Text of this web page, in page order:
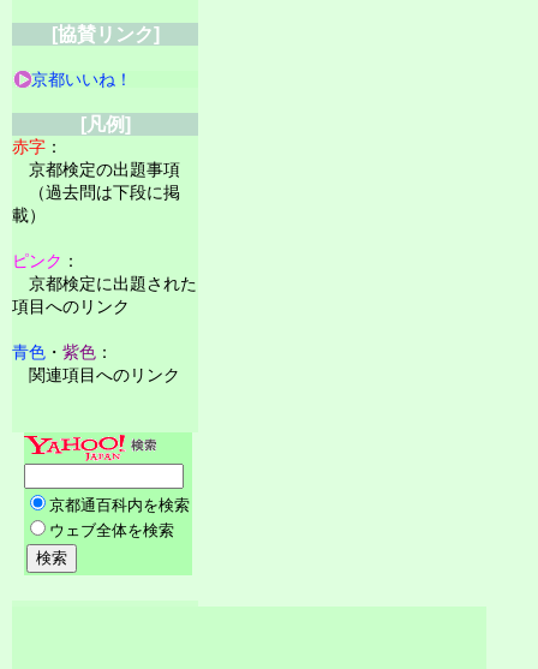
[協賛リンク]
京都いいね！
[凡例]
赤字 ：
京都検定の出題事項
（過去問は下段に掲
載）
ピンク ：
京都検定に出題された
項目へのリンク
青色 ・ 紫色 ：
関連項目へのリンク